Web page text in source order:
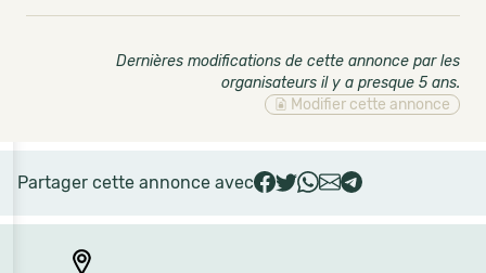
Dernières modifications de cette annonce par les
organisateurs il y a presque 5 ans.
Modifier cette annonce
Partager cette annonce avec